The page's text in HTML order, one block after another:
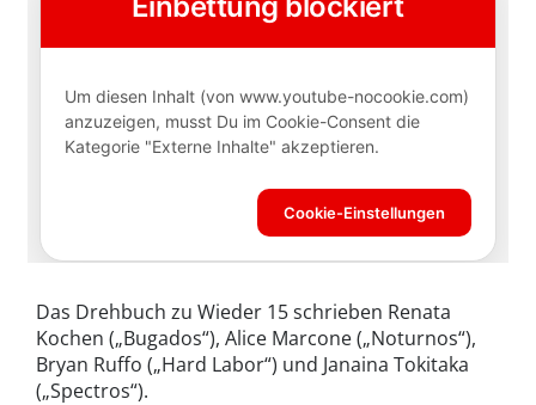
Das Drehbuch zu Wieder 15 schrieben Renata
Kochen („Bugados“), Alice Marcone („Noturnos“),
Bryan Ruffo („Hard Labor“) und Janaina Tokitaka
(„Spectros“).